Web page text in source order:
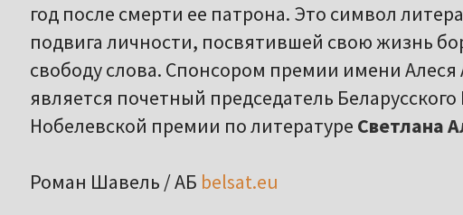
год после смерти ее патрона. Это символ
подвига личности, посвятившей свою жизнь
свободу слова. Спонсором премии имени Алеся
является почетный председатель
Нобелевской премии по литературе Светлана
Роман Шавель / АБ belsat.eu